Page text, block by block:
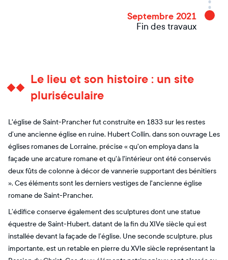
Septembre 2021
Fin des travaux
Le lieu et son histoire : un site
pluriséculaire
L'église de Saint-Prancher fut construite en 1833 sur les restes
d’une ancienne église en ruine. Hubert Collin, dans son ouvrage Les
églises romanes de Lorraine, précise « qu'on employa dans la
façade une arcature romane et qu'à l'intérieur ont été conservés
deux fûts de colonne à décor de vannerie supportant des bénitiers
». Ces éléments sont les derniers vestiges de l'ancienne église
romane de Saint-Prancher.
L’édifice conserve également des sculptures dont une statue
équestre de Saint-Hubert, datant de la fin du XIVe siècle qui est
installée devant la façade de l’église. Une seconde sculpture, plus
importante, est un retable en pierre du XVIe siècle représentant la